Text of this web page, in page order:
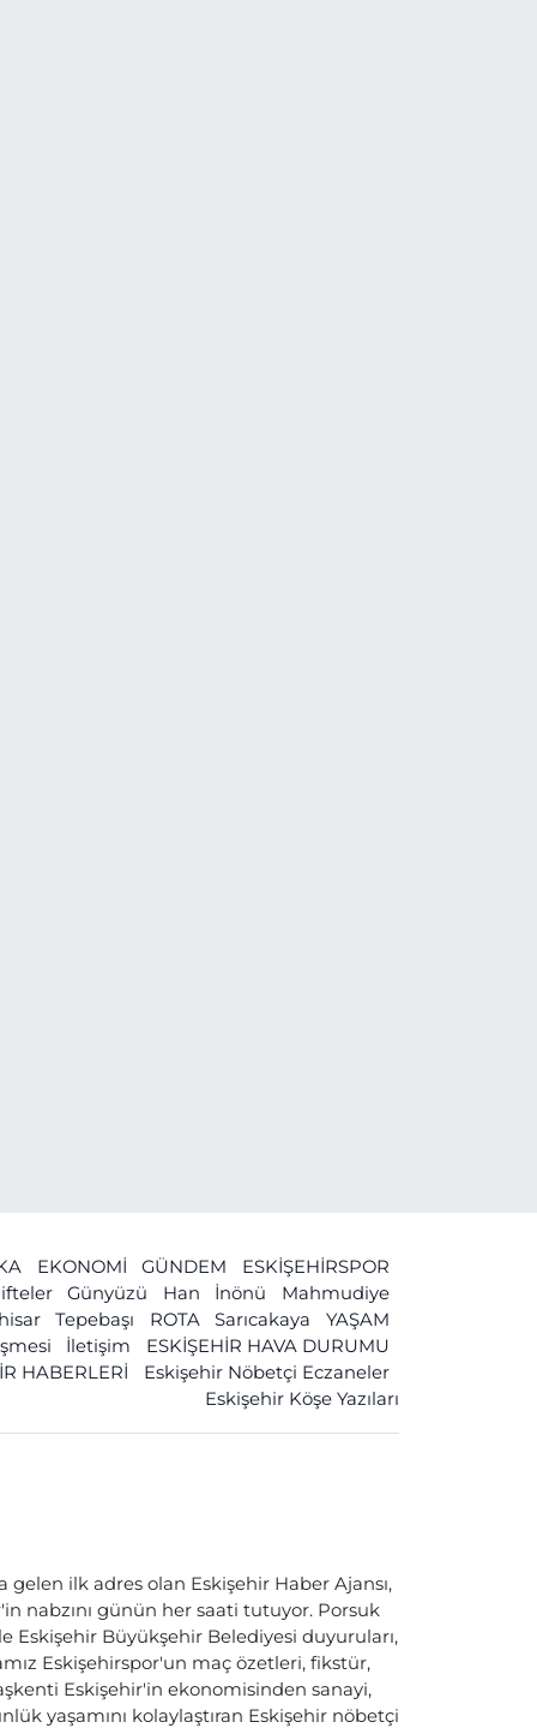
EKONOMİ GÜNDEM
ESKİŞEHİRSPOR
Günyüzü Han İnönü
Mahmudiye
Tepebaşı ROTA Sarıcakaya
YAŞAM
İletişim
ESKİŞEHİR HAVA DURUMU
HABERLERİ
Eskişehir Nöbetçi Eczaneler
Eskişehir Köşe Yazıları
ilk adres olan Eskişehir Haber Ajansı,
nabzını günün her saati tutuyor. Porsuk
Eskişehir Büyükşehir Belediyesi duyuruları,
Eskişehirspor'un maç özetleri, fikstür,
Eskişehir'in ekonomisinden sanayi,
yaşamını kolaylaştıran Eskişehir nöbetçi